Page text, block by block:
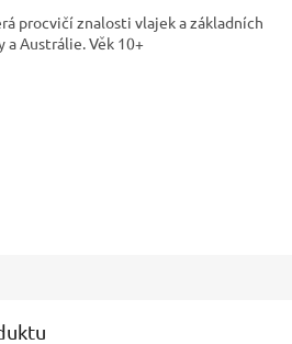
procvičí znalosti vlajek a základních
Austrálie. Věk 10+